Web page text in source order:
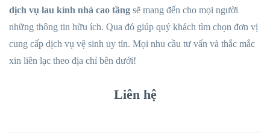
dịch vụ lau kính nhà cao tầng sẽ mang đến cho mọi người
những thông tin hữu ích. Qua đó giúp quý khách tìm chọn đơn vị
cung cấp dịch vụ vệ sinh uy tín. Mọi nhu cầu tư vấn và thắc mắc
xin liên lạc theo địa chỉ bên dưới!
Liên hệ